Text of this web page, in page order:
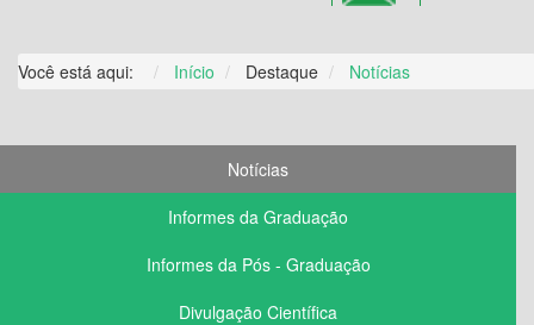
Você está aqui: Início Destaque Notícias
Notícias
Informes da Graduação
Informes da Pós - Graduação
Divulgação Científica